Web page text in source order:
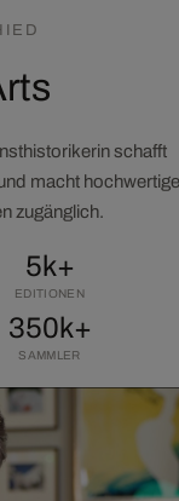
schafft
macht hochwertige
zugänglich.
5k+
EDITIONEN
350k+
SAMMLER